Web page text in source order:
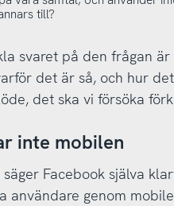
till?
svaret på den frågan
det är så, och hur
det ska vi försöka
inte mobilen
Facebook själva
användare genom